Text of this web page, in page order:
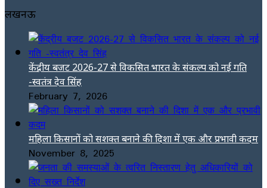
लखनऊ
केंद्रीय बजट 2026-27 से विकसित भारत के संकल्प को नई गति
-स्वतंत्र देव सिंह
February 7, 2026
महिला किसानों को सशक्त बनाने की दिशा में एक और प्रभावी कदम
November 8, 2025